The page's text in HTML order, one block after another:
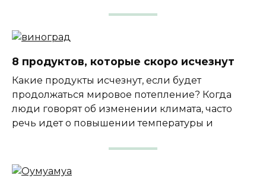
8 продуктов, которые скоро исчезнут
Какие продукты исчезнут, если будет
продолжаться мировое потепление? Когда
люди говорят об изменении климата, часто
речь идет о повышении температуры и